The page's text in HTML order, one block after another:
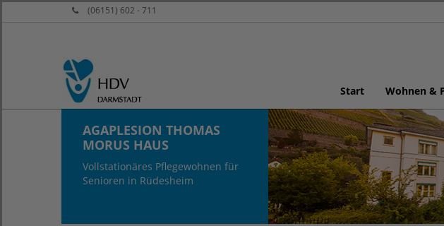
(06151) 602 - 711
Start Wohnen &
AGAPLESION THOMAS
MORUS HAUS
Vollstationäres Pflegewohnen für
Senioren in Rüdesheim